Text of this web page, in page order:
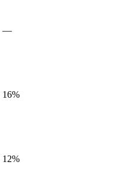
—
16%
12%